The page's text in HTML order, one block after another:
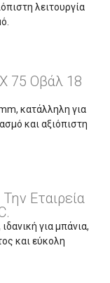
λειτουργία
75 Οβάλ 18
κατάλληλη για
και αξιόπιστη
Εταιρεία
για μπάνια,
και εύκολη